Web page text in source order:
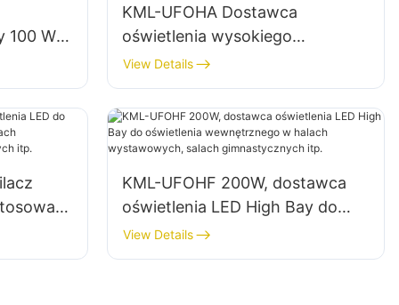
100 W
hale
KML-UFOHA Dostawca
oświetlenia wysokiego
składowania LED 100W do
pomieszczeń zamkniętych,
takich jak hale przemysłowe i
magazyny.
View Details
KML-UFOHF 200W, dostawca
oświetlenia LED High Bay do
oświetlenia wewnętrznego w
halach wystawowych, salach
View Details